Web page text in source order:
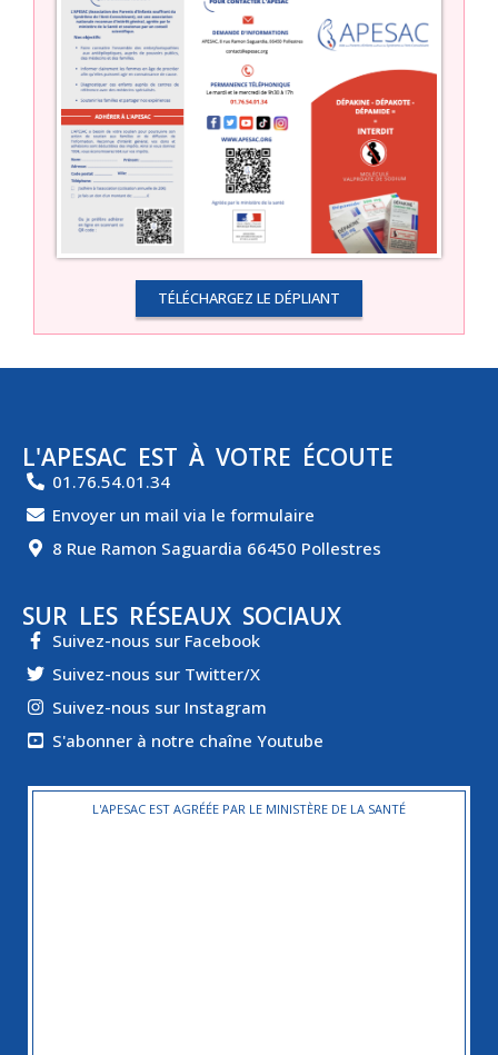
TÉLÉCHARGEZ LE DÉPLIANT
L'APESAC EST À VOTRE ÉCOUTE
01.76.54.01.34
Envoyer un mail via le formulaire
8 Rue Ramon Saguardia 66450 Pollestres
SUR LES RÉSEAUX SOCIAUX
Suivez-nous sur Facebook
Suivez-nous sur Twitter/X
Suivez-nous sur Instagram
S'abonner à notre chaîne Youtube
L'APESAC EST AGRÉÉE PAR LE MINISTÈRE DE LA SANTÉ